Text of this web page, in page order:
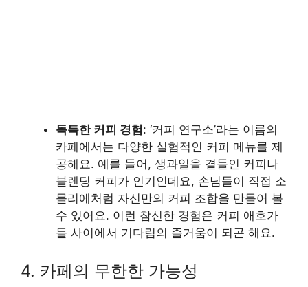
독특한 커피 경험: ‘커피 연구소’라는 이름의
카페에서는 다양한 실험적인 커피 메뉴를 제
공해요. 예를 들어, 생과일을 곁들인 커피나
블렌딩 커피가 인기인데요, 손님들이 직접 소
믈리에처럼 자신만의 커피 조합을 만들어 볼
수 있어요. 이런 참신한 경험은 커피 애호가
들 사이에서 기다림의 즐거움이 되곤 해요.
4. 카페의 무한한 가능성